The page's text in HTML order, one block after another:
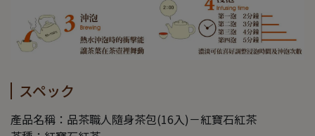
スペック
產品名稱：品茶職人隨身茶包(16入)－紅寶石紅茶